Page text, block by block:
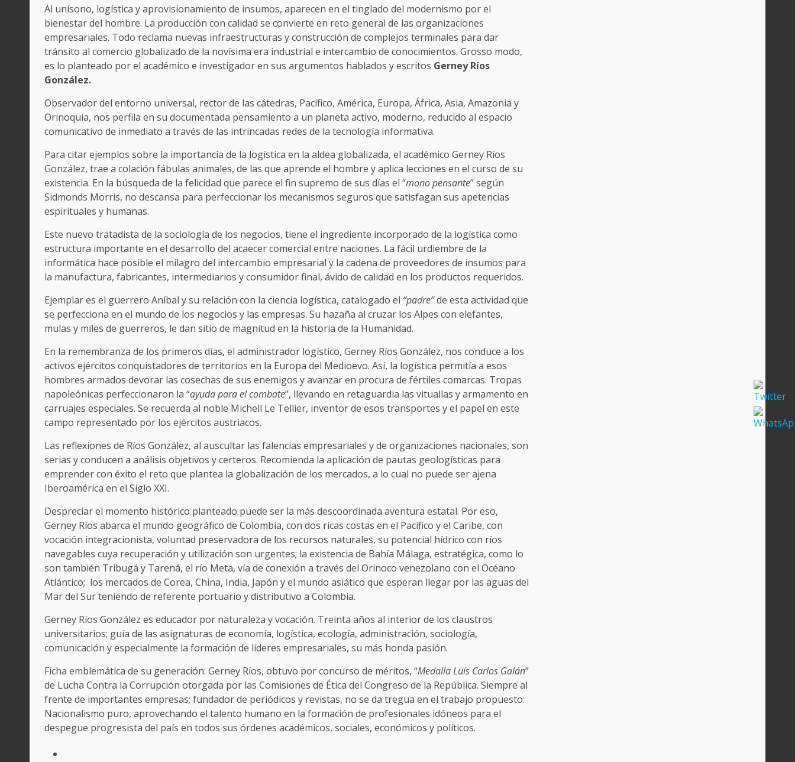
Al unísono, logística y aprovisionamiento de insumos, aparecen en el tinglado del modernismo por el
bienestar del hombre. La producción con calidad se convierte en reto general de las organizaciones
empresariales. Todo reclama nuevas infraestructuras y construcción de complejos terminales para dar
tránsito al comercio globalizado de la novísima era industrial e intercambio de conocimientos. Grosso modo,
es lo planteado por el académico e investigador en sus argumentos hablados y escritos Gerney Ríos
González.
Observador del entorno universal, rector de las cátedras, Pacífico, América, Europa, África, Asia, Amazonia y
Orinoquia, nos perfila en su documentada pensamiento a un planeta activo, moderno, reducido al espacio
comunicativo de inmediato a través de las intrincadas redes de la tecnología informativa.
Para citar ejemplos sobre la importancia de la logística en la aldea globalizada, el académico Gerney Ríos
González, trae a colación fábulas animales, de las que aprende el hombre y aplica lecciones en el curso de su
existencia. En la búsqueda de la felicidad que parece el fin supremo de sus días el “mono pensante” según
Sidmonds Morris, no descansa para perfeccionar los mecanismos seguros que satisfagan sus apetencias
espirituales y humanas.
Este nuevo tratadista de la sociología de los negocios, tiene el ingrediente incorporado de la logística como
estructura importante en el desarrollo del acaecer comercial entre naciones. La fácil urdiembre de la
informática hace posible el milagro del intercambio empresarial y la cadena de proveedores de insumos para
la manufactura, fabricantes, intermediarios y consumidor final, ávido de calidad en los productos requeridos.
Ejemplar es el guerrero Aníbal y su relación con la ciencia logística, catalogado el “padre”de esta actividad que
se perfecciona en el mundo de los negocios y las empresas. Su hazaña al cruzar los Alpes con elefantes,
mulas y miles de guerreros, le dan sitio de magnitud en la historia de la Humanidad.
En la remembranza de los primeros días, el administrador logístico, Gerney Ríos González, nos conduce a los
activos ejércitos conquistadores de territorios en la Europa del Medioevo. Así, la logística permitía a esos
hombres armados devorar las cosechas de sus enemigos y avanzar en procura de fértiles comarcas. Tropas
napoleónicas perfeccionaron la “ayuda para el combate”, llevando en retaguardia las vituallas y armamento en
carruajes especiales. Se recuerda al noble Michell Le Tellier, inventor de esos transportes y el papel en este
campo representado por los ejércitos austriacos.
Las reflexiones de Ríos González, al auscultar las falencias empresariales y de organizaciones nacionales, son
serias y conducen a análisis objetivos y certeros. Recomienda la aplicación de pautas geologísticas para
emprender con éxito el reto que plantea la globalización de los mercados, a lo cual no puede ser ajena
Iberoamérica en el Siglo XXI.
Despreciar el momento histórico planteado puede ser la más descoordinada aventura estatal. Por eso,
Gerney Ríos abarca el mundo geográfico de Colombia, con dos ricas costas en el Pacífico y el Caribe, con
vocación integracionista, voluntad preservadora de los recursos naturales, su potencial hídrico con ríos
navegables cuya recuperación y utilización son urgentes; la existencia de Bahía Málaga, estratégica, como lo
son también Tribugá y Tarená, el río Meta, vía de conexión a través del Orinoco venezolano con el Océano
Atlántico; los mercados de Corea, China, India, Japón y el mundo asiático que esperan llegar por las aguas del
Mar del Sur teniendo de referente portuario y distributivo a Colombia.
Gerney Ríos González es educador por naturaleza y vocación. Treinta años al interior de los claustros
universitarios; guía de las asignaturas de economía, logística, ecología, administración, sociología,
comunicación y especialmente la formación de líderes empresariales, su más honda pasión.
Ficha emblemática de su generación: Gerney Ríos, obtuvo por concurso de méritos, “Medalla Luís Carlos Galán”
de Lucha Contra la Corrupción otorgada por las Comisiones de Ética del Congreso de la República. Siempre al
frente de importantes empresas; fundador de periódicos y revistas, no se da tregua en el trabajo propuesto:
Nacionalismo puro, aprovechando el talento humano en la formación de profesionales idóneos para el
despegue progresista del país en todos sus órdenes académicos, sociales, económicos y políticos.